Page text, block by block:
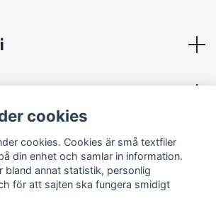
cookies
cookies. Cookies är små textfiler
din enhet och samlar in information.
bland annat statistik, personlig
för att sajten ska fungera smidigt